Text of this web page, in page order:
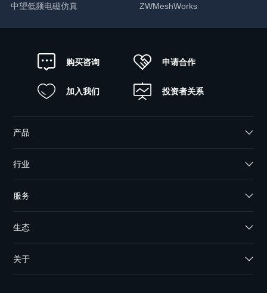
中望低频电磁仿真
ZWMeshWorks
购买咨询 申请合作
加入我们 投资者关系
产品
行业
服务
生态
关于